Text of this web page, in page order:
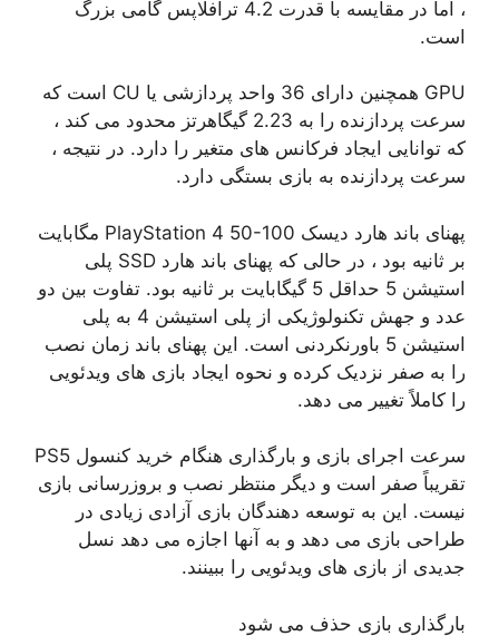
، اما در مقایسه با قدرت 4.2 ترافلاپس گامی بزرگ
است.
GPU همچنین دارای 36 واحد پردازشی یا CU است که
سرعت پردازنده را به 2.23 گیگاهرتز محدود می کند ،
که توانایی ایجاد فرکانس های متغیر را دارد. در نتیجه ،
سرعت پردازنده به بازی بستگی دارد.
پهنای باند هارد دیسک PlayStation 4 50-100 مگابایت
بر ثانیه بود ، در حالی که پهنای باند هارد SSD پلی
استیشن 5 حداقل 5 گیگابایت بر ثانیه بود. تفاوت بین دو
عدد و جهش تکنولوژیکی از پلی استیشن 4 به پلی
استیشن 5 باورنکردنی است. این پهنای باند زمان نصب
را به صفر نزدیک کرده و نحوه ایجاد بازی های ویدئویی
را کاملاً تغییر می دهد.
سرعت اجرای بازی و بارگذاری هنگام خرید کنسول PS5
تقریباً صفر است و دیگر منتظر نصب و بروزرسانی بازی
نیست. این به توسعه دهندگان بازی آزادی زیادی در
طراحی بازی می دهد و به آنها اجازه می دهد نسل
جدیدی از بازی های ویدئویی را ببینند.
بارگذاری بازی حذف می شود